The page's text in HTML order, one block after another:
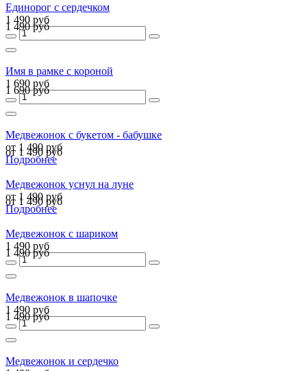
Единорог с сердечком
1 490 руб
1 490 руб
Имя в рамке с короной
1 690 руб
1 690 руб
Медвежонок с букетом - бабушке
от 1 490 руб
от 1 490 руб
Подробнее
Медвежонок уснул на луне
от 1 490 руб
от 1 490 руб
Подробнее
Медвежонок с шариком
1 490 руб
1 490 руб
Медвежонок в шапочке
1 490 руб
1 490 руб
Медвежонок и сердечко